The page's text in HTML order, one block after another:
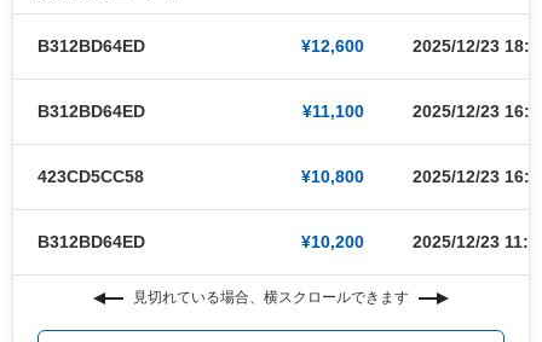
B312BD64ED ¥12,600 2025/12/23
B312BD64ED ¥11,100 2025/12/23
423CD5CC58 ¥10,800 2025/12/23
B312BD64ED ¥10,200 2025/12/23
見切れている場合、横スクロールできます